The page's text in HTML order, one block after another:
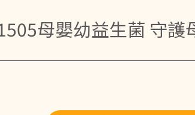
母嬰幼益生菌 守